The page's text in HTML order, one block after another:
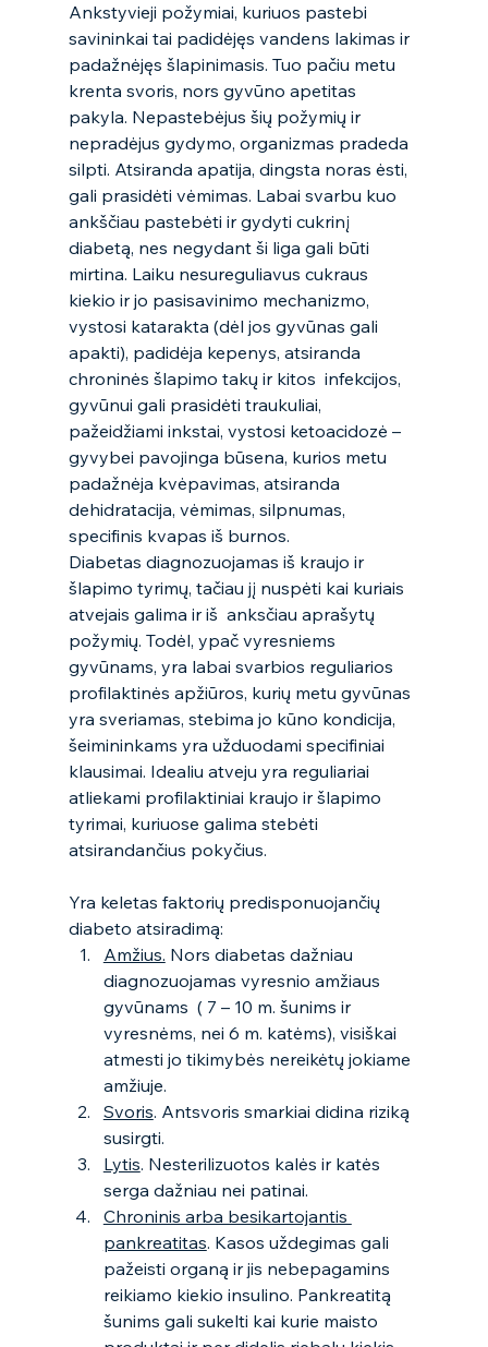
Ankstyvieji požymiai, kuriuos pastebi
savininkai tai padidėjęs vandens lakimas ir
padažnėjęs šlapinimasis. Tuo pačiu metu
krenta svoris, nors gyvūno apetitas
pakyla. Nepastebėjus šių požymių ir
nepradėjus gydymo, organizmas pradeda
silpti. Atsiranda apatija, dingsta noras ėsti,
gali prasidėti vėmimas. Labai svarbu kuo
ankščiau pastebėti ir gydyti cukrinį
diabetą, nes negydant ši liga gali būti
mirtina. Laiku nesureguliavus cukraus
kiekio ir jo pasisavinimo mechanizmo,
vystosi katarakta (dėl jos gyvūnas gali
apakti), padidėja kepenys, atsiranda
chroninės šlapimo takų ir kitos  infekcijos,
gyvūnui gali prasidėti traukuliai,
pažeidžiami inkstai, vystosi ketoacidozė –
gyvybei pavojinga būsena, kurios metu
padažnėja kvėpavimas, atsiranda
dehidratacija, vėmimas, silpnumas,
specifinis kvapas iš burnos.
Diabetas diagnozuojamas iš kraujo ir
šlapimo tyrimų, tačiau jį nuspėti kai kuriais
atvejais galima ir iš  anksčiau aprašytų
požymių. Todėl, ypač vyresniems
gyvūnams, yra labai svarbios reguliarios
profilaktinės apžiūros, kurių metu gyvūnas
yra sveriamas, stebima jo kūno kondicija,
šeimininkams yra užduodami specifiniai
klausimai. Idealiu atveju yra reguliariai
atliekami profilaktiniai kraujo ir šlapimo
tyrimai, kuriuose galima stebėti
atsirandančius pokyčius.
Yra keletas faktorių predisponuojančių
diabeto atsiradimą:
Amžius. Nors diabetas dažniau
diagnozuojamas vyresnio amžiaus
gyvūnams  ( 7 – 10 m. šunims ir
vyresnėms, nei 6 m. katėms), visiškai
atmesti jo tikimybės nereikėtų jokiame
amžiuje.
Svoris. Antsvoris smarkiai didina riziką
susirgti.
Lytis. Nesterilizuotos kalės ir katės
serga dažniau nei patinai.
Chroninis arba besikartojantis
pankreatitas. Kasos uždegimas gali
pažeisti organą ir jis nebepagamins
reikiamo kiekio insulino. Pankreatitą
šunims gali sukelti kai kurie maisto